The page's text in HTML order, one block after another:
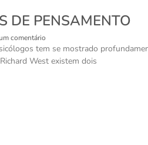
DE PENSAMENTO
comentário
tem se mostrado
West existem dois